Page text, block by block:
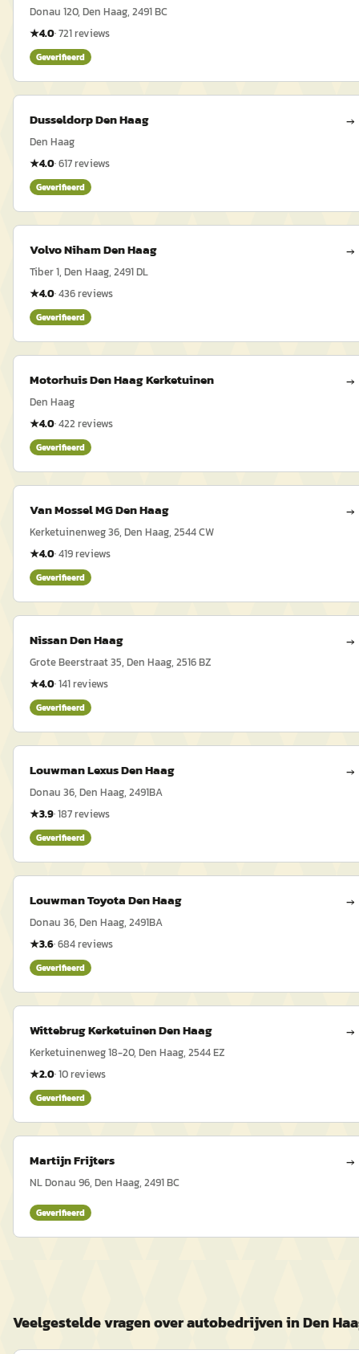
Donau 120, Den Haag, 2491 BC
★4.0·721reviews
Geverifieerd
Dusseldorp Den Haag →
Den Haag
★4.0·617reviews
Geverifieerd
Volvo Niham Den Haag →
Tiber 1, Den Haag, 2491 DL
★4.0·436reviews
Geverifieerd
Motorhuis Den Haag Kerketuinen →
Den Haag
★4.0·422 reviews
Geverifieerd
Van Mossel MG Den Haag →
Kerketuinenweg 36, Den Haag, 2544 CW
★4.0·419reviews
Geverifieerd
Nissan Den Haag →
Grote Beerstraat 35, Den Haag, 2516 BZ
★4.0·141reviews
Geverifieerd
Louwman Lexus Den Haag →
Donau 36, Den Haag, 2491BA
★3.9·187reviews
Geverifieerd
Louwman Toyota Den Haag →
Donau 36, Den Haag, 2491BA
★3.6·684reviews
Geverifieerd
Wittebrug Kerketuinen Den Haag →
Kerketuinenweg 18-20, Den Haag, 2544 EZ
★2.0·10reviews
Geverifieerd
Martijn Frijters →
NL Donau 96, Den Haag, 2491 BC
Geverifieerd
Veelgestelde vragen over autobedrijven in Den